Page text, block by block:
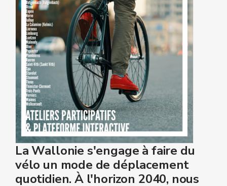
La Wallonie s'engage à faire du
vélo un mode de déplacement
quotidien. À l'horizon 2040, nous